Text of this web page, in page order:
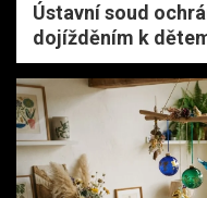
Ústavní soud
dojížděním k